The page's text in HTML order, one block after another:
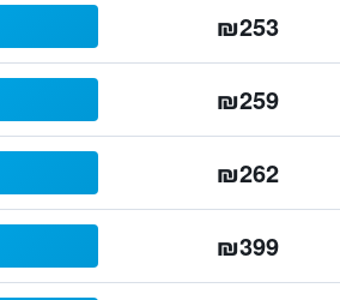
₪253
₪259
₪262
₪399